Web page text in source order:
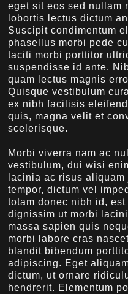
eget sit eos sed nullam
lobortis lectus dictum
Suscipit condimentum
phasellus morbi pede
taciti morbi porttitor
suspendisse id ante.
quam lectus magnis
Quisque vestibulum
ex nibh facilisis
quis, magna velit et
scelerisque.
Morbi viverra nam ac
vestibulum, dui wisi
lacinia ac risus
tempor, dictum vel
totam donec nibh id,
dignissim ut morbi
massa sapien quis
morbi labore cras
blandit bibendum
adipiscing. Eget
dictum, ut ornare
hendrerit. Elementum